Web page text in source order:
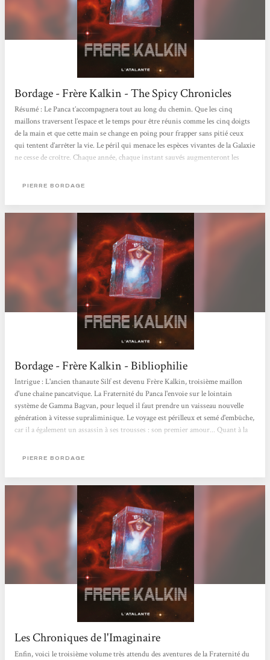
Bordage - Frère Kalkin - The Spicy Chronicles
Résumé : Le Panca t’accompagnera tout au long du chemin. Que les cinq
maillons traversent l’espace et le temps pour être réunis comme les cinq doigts
de la main et que cette main se change en poing pour frapper sans pitié ceux
qui tentent d’arrêter la vie. Le péril qui menace les espèces vi­vantes de la Galaxie
ne cesse de croître. Chaque année, chaque instant sauvés augmenteront les
les transferts à pliure quantique d’Ynolde, la course de vitesse est engagée et...
PIERRE BORDAGE
Bordage - Frère Kalkin - Bibliophilie
Intrigue : L'ancien thanaute Silf est devenu Frère Kalkin, troisième maillon
d'une chaîne pancatvique. La Fraternité du Panca l'envoie sur le lointain
système de Gamma Bagvan, pour lequel il faut prendre un vaisseau nouvelle
génération à vitesse supraliminique. Le voyage est périlleux et semé d'embûche,
car il a également un assassin à ses trousses : son premier amour... Quant à la
rétrograde pour partir à la découverte des aborigènes de sa planète, des non
PIERRE BORDAGE
Les Chroniques de l'Imaginaire
Enfin, voici le troisième volume très attendu des aventures de la Fraternité du